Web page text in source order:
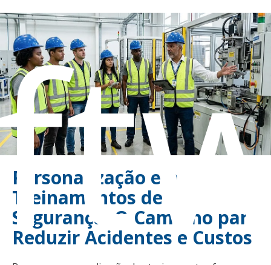
Personalização em
Treinamentos de
Segurança: O Caminho para
Reduzir Acidentes e Custos